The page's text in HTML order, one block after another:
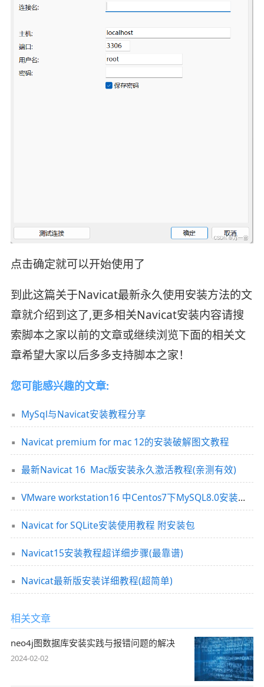
点击确定就可以开始使用了
到此这篇关于Navicat最新永久使用安装方法的文
章就介绍到这了,更多相关Navicat安装内容请搜
索脚本之家以前的文章或继续浏览下面的相关文
章希望大家以后多多支持脚本之家！
您可能感兴趣的文章:
MySql与Navicat安装教程分享
Navicat premium for mac 12的安装破解图文教程
最新Navicat 16 Mac版安装永久激活教程(亲测有效)
VMware workstation16 中Centos7下MySQL8.0安装过程及Navicat远程连接
Navicat for SQLite安装使用教程 附安装包
Navicat15安装教程超详细步骤(最靠谱)
Navicat最新版安装详细教程(超简单)
相关文章
neo4j图数据库安装实践与报错问题的解决
2024-02-02